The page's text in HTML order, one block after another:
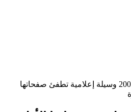
200 وسيلة إعلامية تطفئ صفحاتها